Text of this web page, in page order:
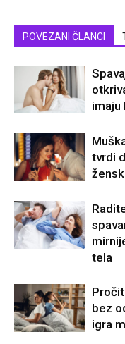
POVEZANI ČLANCI
imaju
tvrdi
tela
bez
igra